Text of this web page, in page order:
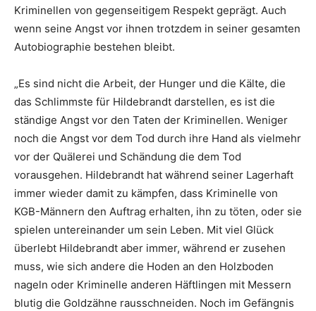
Kriminellen von gegenseitigem Respekt geprägt. Auch
wenn seine Angst vor ihnen trotzdem in seiner gesamten
Autobiographie bestehen bleibt.
„Es sind nicht die Arbeit, der Hunger und die Kälte, die
das Schlimmste für Hildebrandt darstellen, es ist die
ständige Angst vor den Taten der Kriminellen. Weniger
noch die Angst vor dem Tod durch ihre Hand als vielmehr
vor der Quälerei und Schändung die dem Tod
vorausgehen. Hildebrandt hat während seiner Lagerhaft
immer wieder damit zu kämpfen, dass Kriminelle von
KGB-Männern den Auftrag erhalten, ihn zu töten, oder sie
spielen untereinander um sein Leben. Mit viel Glück
überlebt Hildebrandt aber immer, während er zusehen
muss, wie sich andere die Hoden an den Holzboden
nageln oder Kriminelle anderen Häftlingen mit Messern
blutig die Goldzähne rausschneiden. Noch im Gefängnis